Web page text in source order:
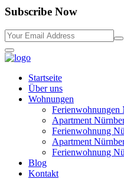
Subscribe Now
Startseite
Über uns
Wohnungen
Ferienwohnungen
Apartment
Ferienwohnung
Apartment
Ferienwohnung
Blog
Kontakt